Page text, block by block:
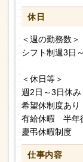
休日
＜週の勤務数＞
シフト制週3日
＜休日等＞
週2日～3日休
希望休制度あり
有給休暇 半年
慶弔休暇制度
仕事内容